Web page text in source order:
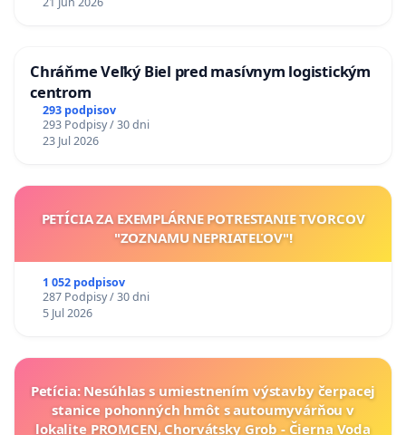
Chráňme Veľký Biel pred masívnym logistickým
centrom
293 podpisov
293 Podpisy / 30 dni
23 Jul 2026
PETÍCIA ZA EXEMPLÁRNE POTRESTANIE TVORCOV
"ZOZNAMU NEPRIATEĽOV"!
1 052 podpisov
287 Podpisy / 30 dni
5 Jul 2026
Petícia: Nesúhlas s umiestnením výstavby čerpacej
stanice pohonných hmôt s autoumyvárňou v
lokalite PROMCEN, Chorvátsky Grob - Čierna Voda